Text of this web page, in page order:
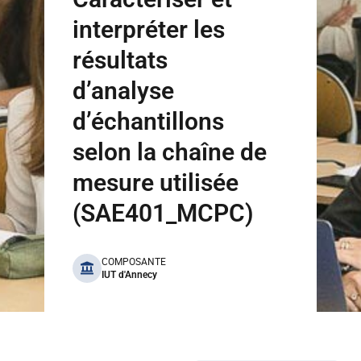
interpréter les
résultats
d’analyse
d’échantillons
selon la chaîne de
mesure utilisée
(SAE401_MCPC)
benefits
COMPOSANTE
IUT d'Annecy